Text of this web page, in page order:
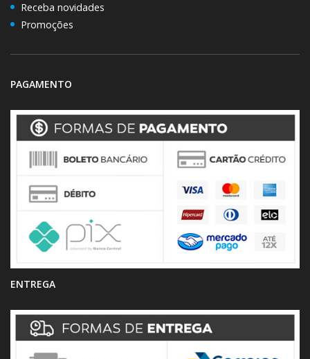
Receba novidades
Promoções
PAGAMENTO
ENTREGA